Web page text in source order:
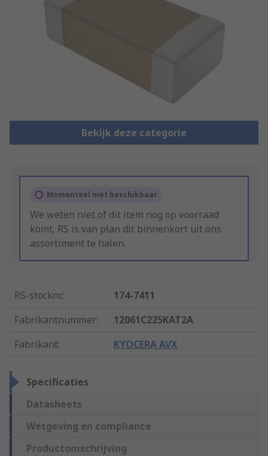
Bekijk deze categorie
Momenteel niet beschikbaar
We weten niet of dit item nog op voorraad
komt, RS is van plan dit binnenkort uit ons
assortiment te halen.
RS-stocknr.:
174-7411
Fabrikantnummer:
12061C225KAT2A
Fabrikant: KYOCERA AVX
Specificaties
Datasheets
Wetgeving en compliance
Productomschrijving